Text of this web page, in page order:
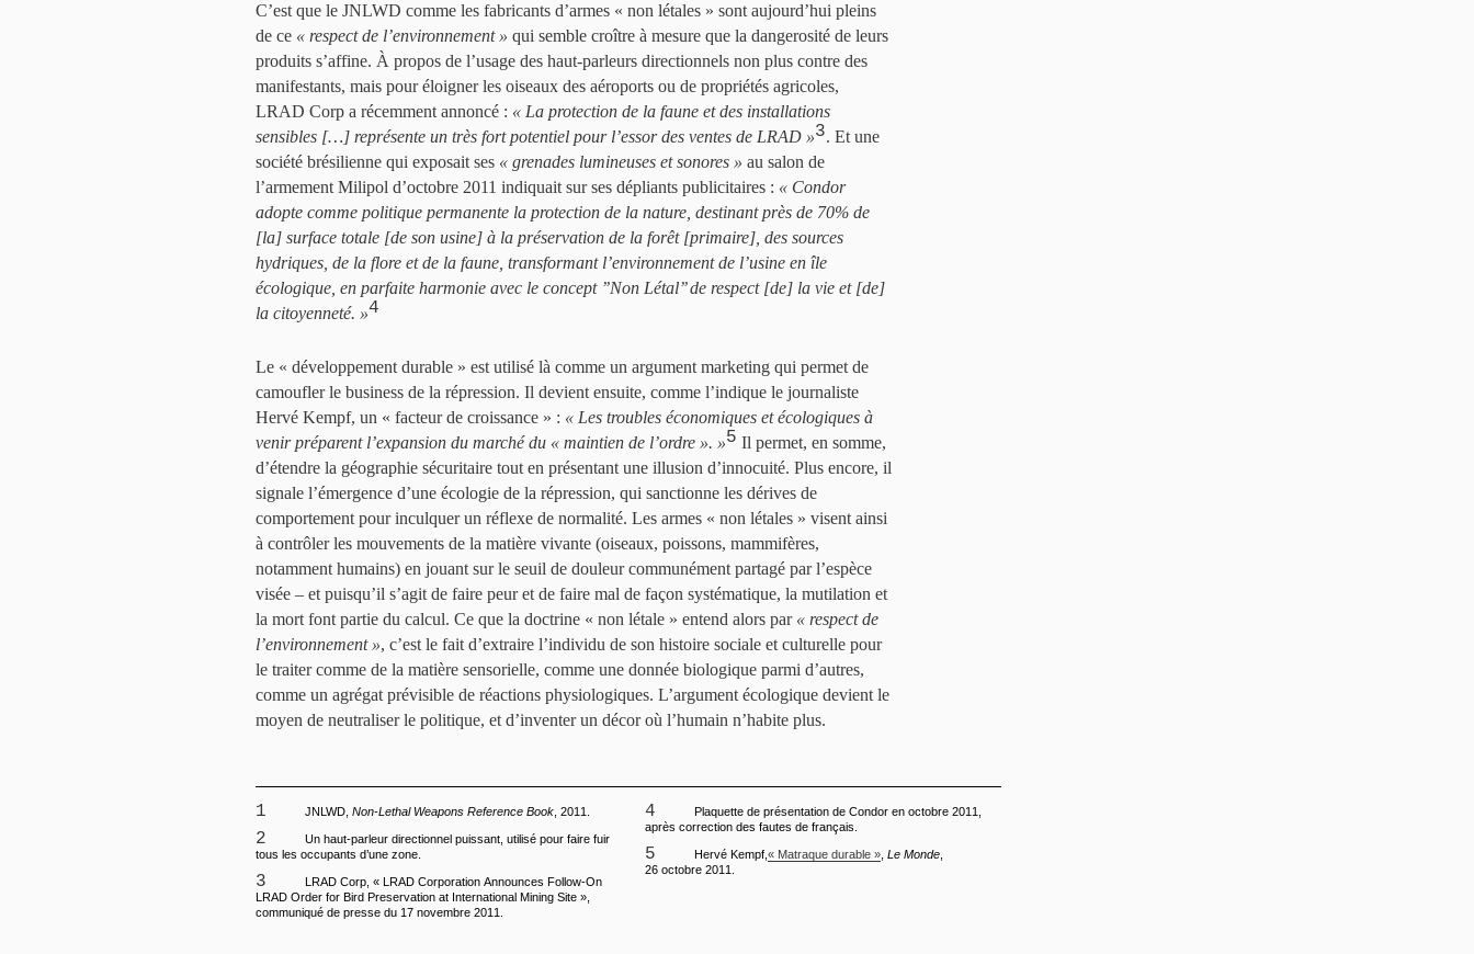
C’est que le JNLWD comme les fabricants d’armes « non létales » sont aujourd’hui pleins
de ce « respect de l’environnement » qui semble croître à mesure que la dangerosité de leurs
produits s’affine. À propos de l’usage des haut-parleurs directionnels non plus contre des
manifestants, mais pour éloigner les oiseaux des aéroports ou de propriétés agricoles,
LRAD Corp a récemment annoncé : « La protection de la faune et des installations
sensibles […] représente un très fort potentiel pour l’essor des ventes de LRAD »3. Et une
société brésilienne qui exposait ses « grenades lumineuses et sonores » au salon de
l’armement Milipol d’octobre 2011 indiquait sur ses dépliants publicitaires : « Condor
adopte comme politique permanente la protection de la nature, destinant près de 70% de
[la] surface totale [de son usine] à la préservation de la forêt [primaire], des sources
hydriques, de la flore et de la faune, transformant l’environnement de l’usine en île
écologique, en parfaite harmonie avec le concept ’’Non Létal’’ de respect [de] la vie et [de]
la citoyenneté. »4
Le « développement durable » est utilisé là comme un argument marketing qui permet de
camoufler le business de la répression. Il devient ensuite, comme l’indique le journaliste
Hervé Kempf, un « facteur de croissance » : « Les troubles économiques et écologiques à
venir préparent l’expansion du marché du « maintien de l’ordre ». »5 Il permet, en somme,
d’étendre la géographie sécuritaire tout en présentant une illusion d’innocuité. Plus encore, il
signale l’émergence d’une écologie de la répression, qui sanctionne les dérives de
comportement pour inculquer un réflexe de normalité. Les armes « non létales » visent ainsi
à contrôler les mouvements de la matière vivante (oiseaux, poissons, mammifères,
notamment humains) en jouant sur le seuil de douleur communément partagé par l’espèce
visée – et puisqu’il s’agit de faire peur et de faire mal de façon systématique, la mutilation et
la mort font partie du calcul. Ce que la doctrine « non létale » entend alors par « respect de
l’environnement », c’est le fait d’extraire l’individu de son histoire sociale et culturelle pour
le traiter comme de la matière sensorielle, comme une donnée biologique parmi d’autres,
comme un agrégat prévisible de réactions physiologiques. L’argument écologique devient le
moyen de neutraliser le politique, et d’inventer un décor où l’humain n’habite plus.
1 JNLWD, Non-Lethal Weapons Reference Book , 2011.
2
Un haut-parleur directionnel puissant, utilisé pour faire fuir
tous les occupants d’une zone.
3
LRAD Corp, « LRAD Corporation Announces Follow-On
LRAD Order for Bird Preservation at International Mining Site »,
communiqué de presse du 17 novembre 2011.
4
Plaquette de présentation de Condor en octobre 2011,
après correction des fautes de français.
5 Hervé Kempf, « Matraque durable » Le Monde
26 octobre 2011.